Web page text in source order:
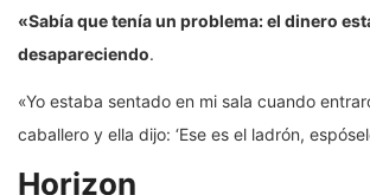
«Sabía que tenía un problema: el dinero
desapareciendo.
«Yo estaba sentado en mi sala cuando
caballero y ella dijo: ‘Ese es el ladrón,
Horizon